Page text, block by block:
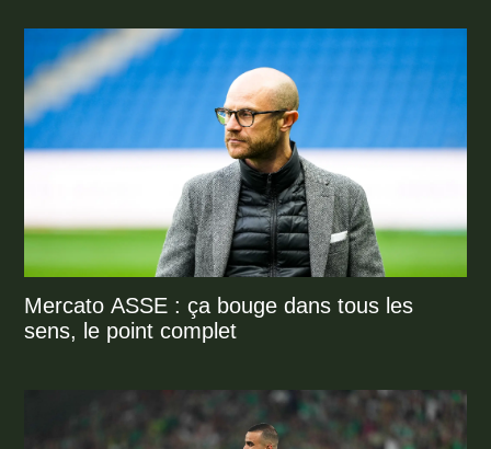
Mercato ASSE : ça bouge dans tous les
sens, le point complet